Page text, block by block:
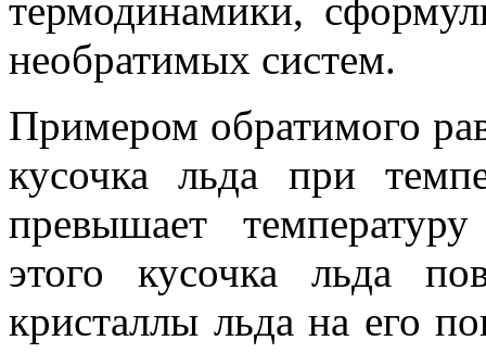
термодинамики,
необратимых систем.
Примером обратимого
кусочка льда при
превышает
этого кусочка льда
кристаллы льда на его